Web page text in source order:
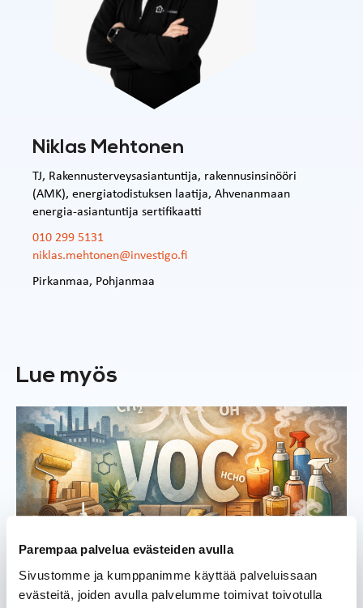
Parempaa palvelua evästeiden avulla
Sivustomme ja kumppanimme käyttää palveluissaan
evästeitä, joiden avulla palvelumme toimivat toivotulla
Niklas Mehtonen
TJ, Rakennusterveysasiantuntija, rakennusinsinööri
(AMK), energiatodistuksen laatija, Ahvenanmaan
energia-asiantuntija sertifikaatti
010 299 5131
niklas.mehtonen@investigo.fi
Pirkanmaa, Pohjanmaa
Lue myös
VOC-yhdisteet sisäilmassa – mitä